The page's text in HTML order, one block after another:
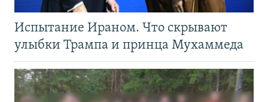
Испытание Ираном. Что скрывают
улыбки Трампа и принца Мухаммеда